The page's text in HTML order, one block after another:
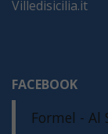
Villedisicilia.it
FACEBOOK
Formel - Al